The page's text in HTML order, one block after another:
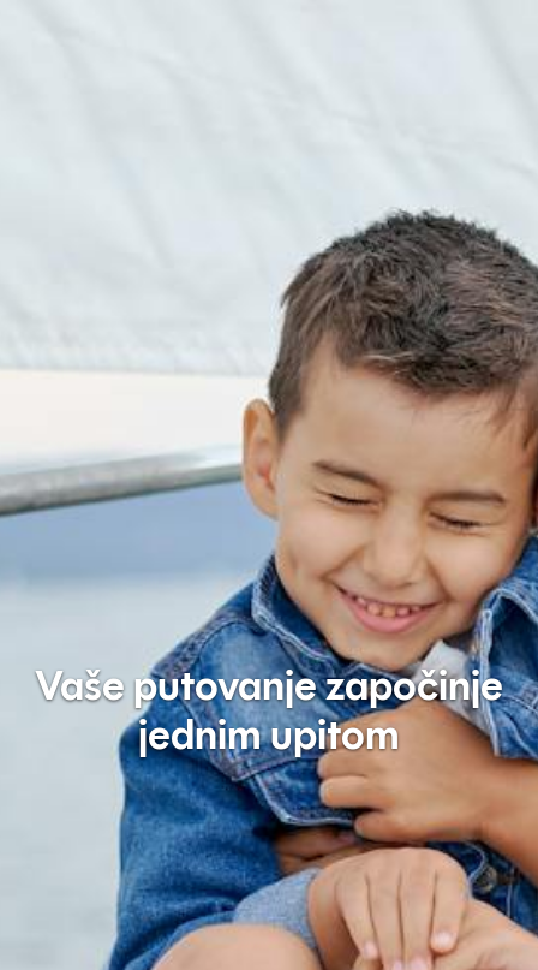
Vaše putovanje započinje
jednim upitom